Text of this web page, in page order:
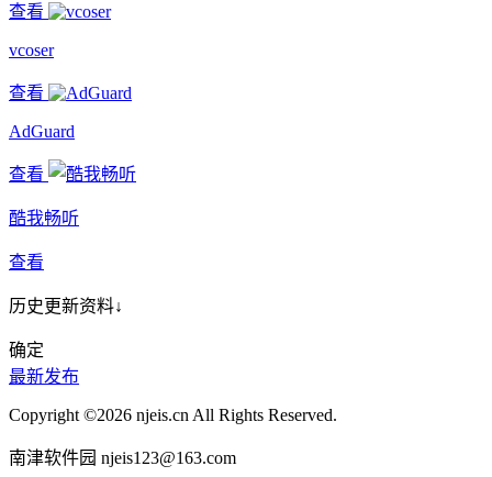
查看
vcoser
查看
AdGuard
查看
酷我畅听
查看
历史更新资料↓
确定
最新发布
Copyright ©2026 njeis.cn All Rights Reserved.
南津软件园 njeis123@163.com